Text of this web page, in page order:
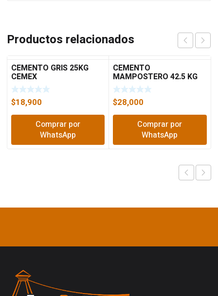
Productos relacionados
CEMENTO GRIS 25KG
CEMEX
$18,900
Comprar por
WhatsApp
CEMENTO
MAMPOSTERO 42.5 KG
CEMEX
$28,000
Comprar por
WhatsApp